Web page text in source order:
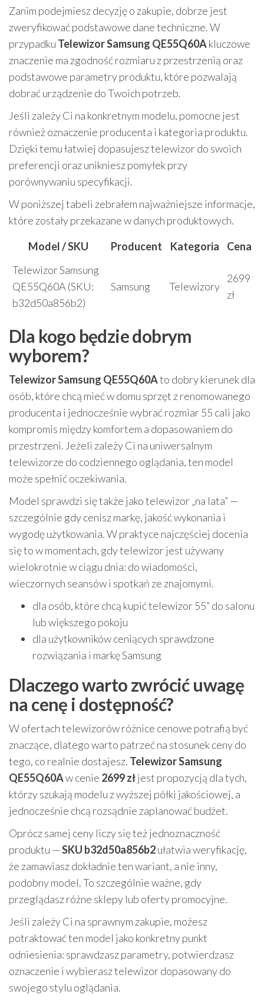
Zanim podejmiesz decyzję o zakupie, dobrze jest
zweryfikować podstawowe dane techniczne. W
przypadku Telewizor Samsung QE55Q60Akluczowe
znaczenie ma zgodność rozmiaru z przestrzenią oraz
podstawowe parametry produktu, które pozwalają
dobrać urządzenie do Twoich potrzeb.
Jeśli zależy Ci na konkretnym modelu, pomocne jest
również oznaczenie producenta i kategoria produktu.
Dzięki temu łatwiej dopasujesz telewizor do swoich
preferencji oraz unikniesz pomyłek przy
porównywaniu specyfikacji.
W poniższej tabeli zebrałem najważniejsze informacje,
które zostały przekazane w danych produktowych.
Model / SKU
Producent Kategoria
Cena
Telewizor Samsung
QE55Q60A (SKU:
b32d50a856b2)
Samsung Telewizory
2699
zł
Dla kogo będzie dobrym
wyborem?
Telewizor Samsung QE55Q60Ato dobry kierunek dla
osób, które chcą mieć w domu sprzęt z renomowanego
producenta i jednocześnie wybrać rozmiar 55 cali jako
kompromis między komfortem a dopasowaniem do
przestrzeni. Jeżeli zależy Ci na uniwersalnym
telewizorze do codziennego oglądania, ten model
może spełnić oczekiwania.
Model sprawdzi się także jako telewizor „na lata” —
szczególnie gdy cenisz markę, jakość wykonania i
wygodę użytkowania. W praktyce najczęściej docenia
się to w momentach, gdy telewizor jest używany
wielokrotnie w ciągu dnia: do wiadomości,
wieczornych seansów i spotkań ze znajomymi.
dla osób, które chcą kupić telewizor 55” do salonu
lub większego pokoju
dla użytkowników ceniących sprawdzone
rozwiązania i markę Samsung
Dlaczego warto zwrócić uwagę
na cenę i dostępność?
W ofertach telewizorów różnice cenowe potrafią być
znaczące, dlatego warto patrzeć na stosunek ceny do
tego, co realnie dostajesz. Telewizor Samsung
QE55Q60Aw cenie 2699 złjest propozycją dla tych,
którzy szukają modelu z wyższej półki jakościowej, a
jednocześnie chcą rozsądnie zaplanować budżet.
Oprócz samej ceny liczy się też jednoznaczność
produktu —SKU b32d50a856b2ułatwia weryfikację,
że zamawiasz dokładnie ten wariant, a nie inny,
podobny model. To szczególnie ważne, gdy
przeglądasz różne sklepy lub oferty promocyjne.
Jeśli zależy Ci na sprawnym zakupie, możesz
potraktować ten model jako konkretny punkt
odniesienia: sprawdzasz parametry, potwierdzasz
oznaczenie i wybierasz telewizor dopasowany do
swojego stylu oglądania.